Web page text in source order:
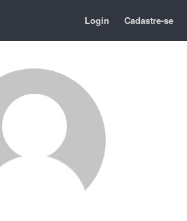
Login Cadastre-se